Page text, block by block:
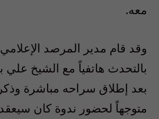
معه.
وقد قام مدير المرصد
بالتحدث هاتفياً مع الشيخ علي
بعد إطلاق سراحه مباشرة وذكر
متوجهاً لحضور ندوة كان